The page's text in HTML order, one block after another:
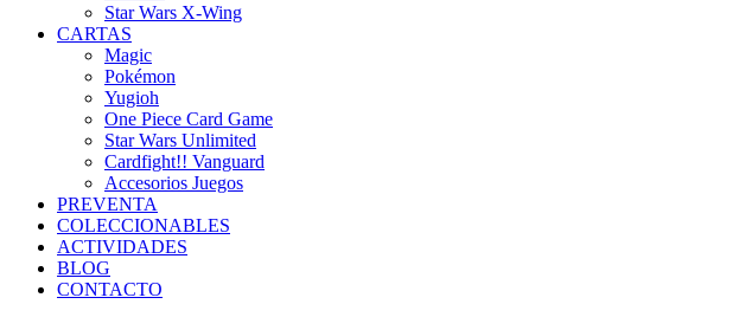
Star Wars X-Wing
CARTAS
Magic
Pokémon
Yugioh
One Piece Card Game
Star Wars Unlimited
Cardfight!! Vanguard
Accesorios Juegos
PREVENTA
COLECCIONABLES
ACTIVIDADES
BLOG
CONTACTO